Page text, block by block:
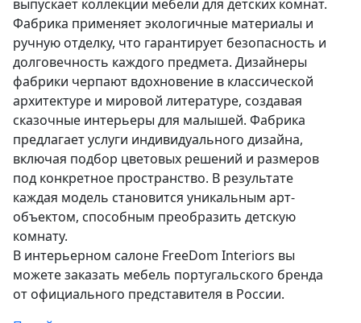
выпускает коллекции мебели для детских комнат.
Фабрика применяет экологичные материалы и
ручную отделку, что гарантирует безопасность и
долговечность каждого предмета. Дизайнеры
фабрики черпают вдохновение в классической
архитектуре и мировой литературе, создавая
сказочные интерьеры для малышей. Фабрика
предлагает услуги индивидуального дизайна,
включая подбор цветовых решений и размеров
под конкретное пространство. В результате
каждая модель становится уникальным арт-
объектом, способным преобразить детскую
комнату.
В интерьерном салоне FreeDom Interiors вы
можете заказать мебель португальского бренда
от официального представителя в России.